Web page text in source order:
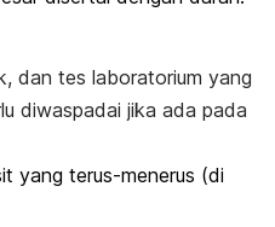
dan tes laboratorium yang
diwaspadai jika ada pada
yang terus-menerus (di